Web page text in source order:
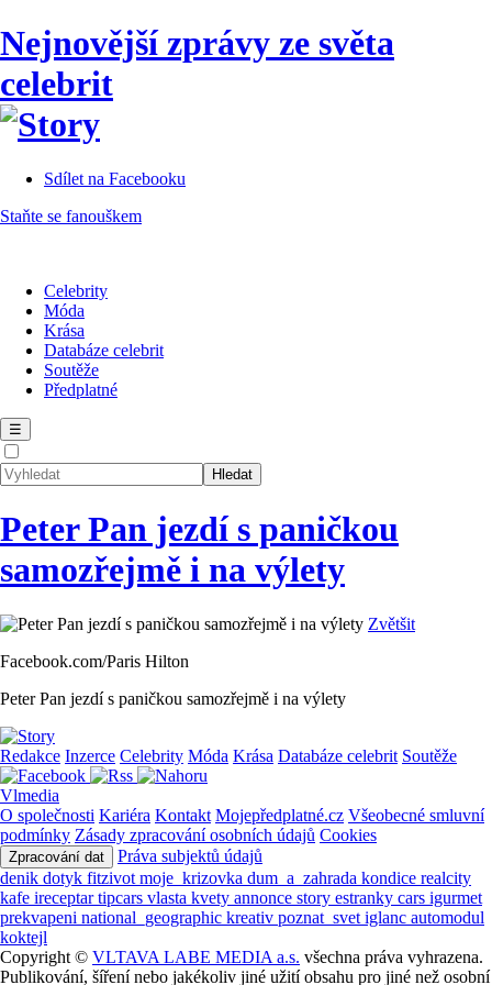
Nejnovější zprávy ze světa
celebrit
Sdílet na Facebooku
Staňte se fanouškem
Celebrity
Móda
Krása
Databáze celebrit
Soutěže
Předplatné
☰
Peter Pan jezdí s paničkou
samozřejmě i na výlety
Zvětšit
Facebook.com/Paris Hilton
Peter Pan jezdí s paničkou samozřejmě i na výlety
Redakce Inzerce Celebrity Móda Krása Databáze celebrit Soutěže
Vlmedia
O společnosti Kariéra Kontakt Mojepředplatné.cz Všeobecné smluvní
podmínky Zásady zpracování osobních údajů Cookies
Zpracování dat
Práva subjektů údajů
denik dotyk fitzivot moje_krizovka dum_a_zahrada kondice realcity
kafe ireceptartipcars vlasta kvety annonce story estranky cars igurmet
prekvapeni national_geographic kreativ poznat_svet iglanc automodul
koktejl
Copyright © VLTAVA LABE MEDIA a.s. všechna práva vyhrazena.
Publikování, šíření nebo jakékoliv jiné užití obsahu pro jiné než osobní